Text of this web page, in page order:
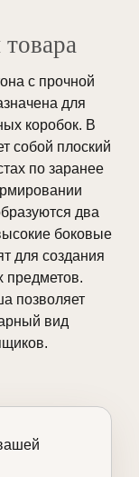
с прочной
для
коробок. В
собой плоский
по заранее
два
боковые
для создания
предметов.
позволяет
вид